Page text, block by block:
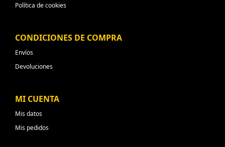
Política de cookies
CONDICIONES DE COMPRA
Envíos
Devoluciones
MI CUENTA
Mis datos
Mis pedidos